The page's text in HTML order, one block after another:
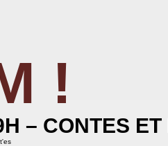
!
– CONTES ET